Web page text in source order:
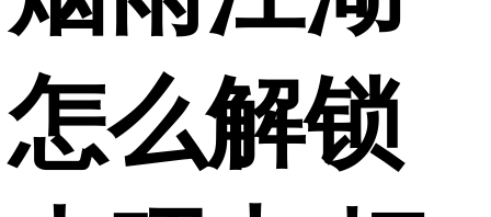
怎么解锁